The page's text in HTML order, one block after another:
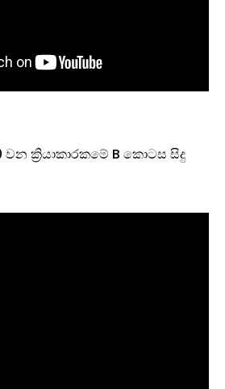
වන ක්‍රියාකාරකමේ B කොටස සිදු